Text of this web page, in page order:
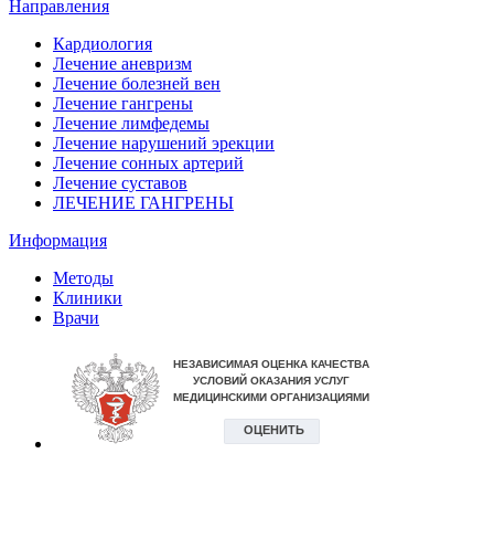
Направления
Кардиология
Лечение аневризм
Лечение болезней вен
Лечение гангрены
Лечение лимфедемы
Лечение нарушений эрекции
Лечение сонных артерий
Лечение суставов
ЛЕЧЕНИЕ ГАНГРЕНЫ
Информация
Методы
Клиники
Врачи